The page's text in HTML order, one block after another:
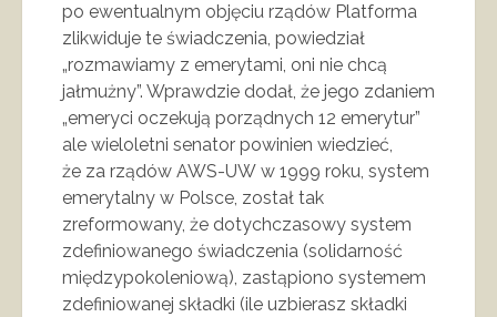
po ewentualnym objęciu rządów Platforma
zlikwiduje te świadczenia, powiedział
„rozmawiamy z emerytami, oni nie chcą
jałmużny”. Wprawdzie dodał, że jego zdaniem
„emeryci oczekują porządnych 12 emerytur”
ale wieloletni senator powinien wiedzieć,
że za rządów AWS-UW w 1999 roku, system
emerytalny w Polsce, został tak
zreformowany, że dotychczasowy system
zdefiniowanego świadczenia (solidarność
międzypokoleniową), zastąpiono systemem
zdefiniowanej składki (ile uzbierasz składki